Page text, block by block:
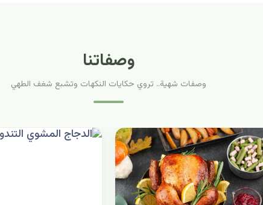
وصفاتنا
وصفات شهية.. تروي حكايات النكهات وتشبع شغف الطهي